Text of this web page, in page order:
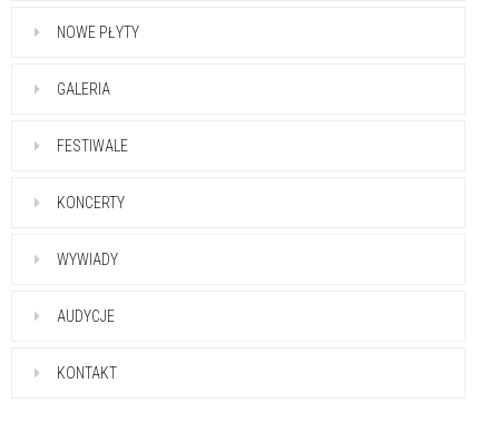
NOWE PŁYTY
GALERIA
FESTIWALE
KONCERTY
WYWIADY
AUDYCJE
KONTAKT